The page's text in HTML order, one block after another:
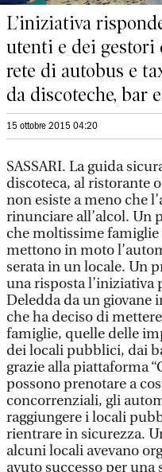
L’iniziativa
utenti e dei
rete di autobus e
da discoteche, bar
15 ottobre 2015 04:20
SASSARI. La guida
discoteca, al ristorante
non esiste a meno che
rinunciare all’alcol. Un
che moltissime
mettono in moto
serata in un locale. Un
una risposta l’iniziativa
Deledda da un giovane
che ha deciso di
famiglie, quelle delle
dei locali pubblici, dai
grazie alla piattaforma
possono prenotare a
concorrenziali, gli
raggiungere i locali
rientrare in sicurezza.
alcuni locali avevano
avuto successo per